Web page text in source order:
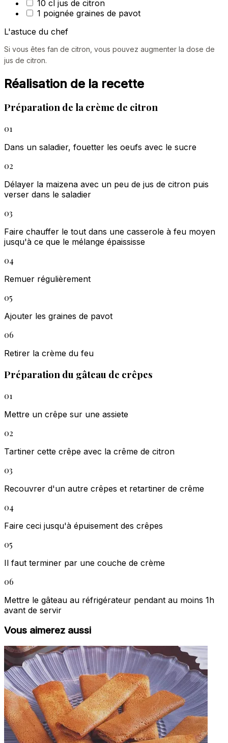
10 cl jus de citron
1 poignée graines de pavot
L'astuce du chef
Si vous êtes fan de citron, vous pouvez augmenter la dose de
jus de citron.
Réalisation de la recette
Préparation de la crème de citron
01
Dans un saladier, fouetter les oeufs avec le sucre
02
Délayer la maizena avec un peu de jus de citron puis
verser dans le saladier
03
Faire chauffer le tout dans une casserole à feu moyen
jusqu'à ce que le mélange épaississe
04
Remuer régulièrement
05
Ajouter les graines de pavot
06
Retirer la crème du feu
Préparation du gâteau de crêpes
01
Mettre un crêpe sur une assiete
02
Tartiner cette crêpe avec la crême de citron
03
Recouvrer d'un autre crêpes et retartiner de crême
04
Faire ceci jusqu'à épuisement des crêpes
05
Il faut terminer par une couche de crème
06
Mettre le gâteau au réfrigérateur pendant au moins 1h
avant de servir
Vous aimerez aussi